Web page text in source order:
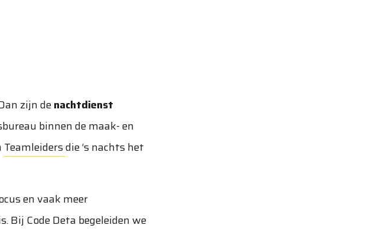
zijn denachtdienst
binnen demaak- en
Teamleidersdie ‘s nachts het
en vaak meer
Bij Code Deta begeleiden we